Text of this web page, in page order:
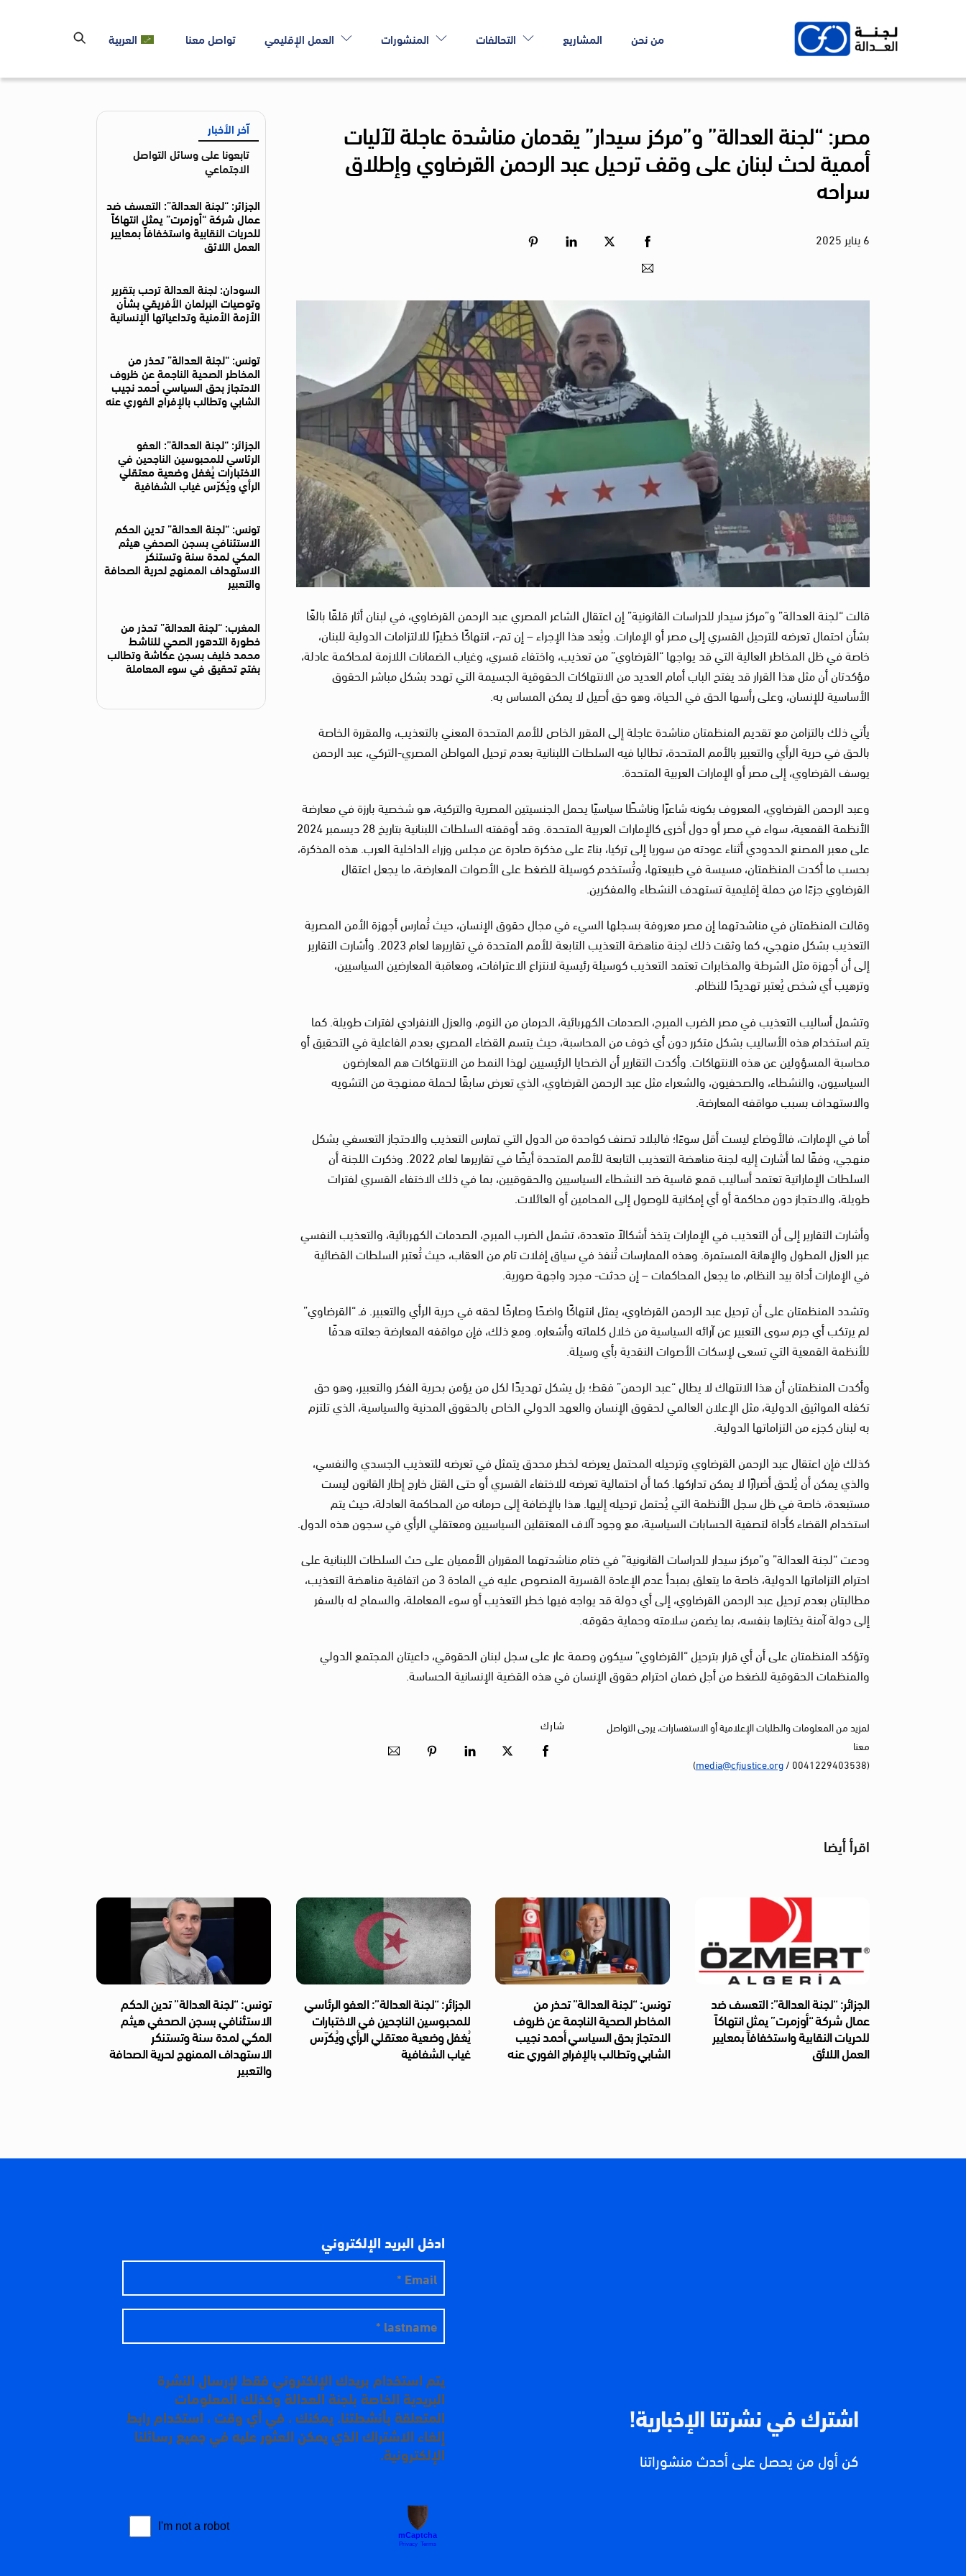
من نحن المشاريع التحالفات المنشورات العمل الإقليمي تواصل معنا العربية
مصر: “لجنة العدالة” و”مركز سيدار” يقدمان مناشدة عاجلة لآليات
أممية لحث لبنان على وقف ترحيل عبد الرحمن القرضاوي وإطلاق
سراحه
6يناير 2025
قالت “لجنة العدالة” و”مركز سيدار للدراسات القانونية” إن اعتقال الشاعر المصري عبد الرحمن القرضاوي، في لبنان أثار قلقًا بالغًا
بشأن احتمال تعرضه للترحيل القسري إلى مصر أو الإمارات. ويُعد هذا الإجراء – إن تم-، انتهاكًا خطيرًا للالتزامات الدولية للبنان،
خاصة في ظل المخاطر العالية التي قد يواجها “القرضاوي” من تعذيب، واختفاء قسري، وغياب الضمانات اللازمة لمحاكمة عادلة،
مؤكدتان أن مثل هذا القرار قد يفتح الباب أمام العديد من الانتهاكات الحقوقية الجسيمة التي تهدد بشكل مباشر الحقوق
الأساسية للإنسان، وعلى رأسها الحق في الحياة، وهو حق أصيل لا يمكن المساس به.
يأتي ذلك بالتزامن مع تقديم المنظمتان مناشدة عاجلة إلى المقرر الخاص للأمم المتحدة المعني بالتعذيب، والمقررة الخاصة
بالحق في حرية الرأي والتعبير بالأمم المتحدة، تطالبا فيه السلطات اللبنانية بعدم ترحيل المواطن المصري-التركي، عبد الرحمن
يوسف القرضاوي، إلى مصر أو الإمارات العربية المتحدة.
وعبد الرحمن القرضاوي، المعروف بكونه شاعرًا وناشطًا سياسيًا يحمل الجنسيتين المصرية والتركية، هو شخصية بارزة في معارضة
الأنظمة القمعية، سواء في مصر أو دول أخرى كالإمارات العربية المتحدة. وقد أوقفته السلطات اللبنانية بتاريخ 28 ديسمبر 2024
على معبر المصنع الحدودي أثناء عودته من سوريا إلى تركيا، بناءً على مذكرة صادرة عن مجلس وزراء الداخلية العرب. هذه المذكرة،
بحسب ما أكدت المنظمتان، مسيسة في طبيعتها، وتُستخدم كوسيلة للضغط على الأصوات المعارضة، ما يجعل اعتقال
القرضاوي جزءًا من حملة إقليمية تستهدف النشطاء والمفكرين.
وقالت المنظمتان في مناشدتهما إن مصر معروفة بسجلها السيء في مجال حقوق الإنسان، حيث تُمارس أجهزة الأمن المصرية
التعذيب بشكل منهجي، كما وثقت ذلك لجنة مناهضة التعذيب التابعة للأمم المتحدة في تقاريرها لعام 2023. وأشارت التقارير
إلى أن أجهزة مثل الشرطة والمخابرات تعتمد التعذيب كوسيلة رئيسية لانتزاع الاعترافات، ومعاقبة المعارضين السياسيين،
وترهيب أي شخص يُعتبر تهديدًا للنظام.
وتشمل أساليب التعذيب في مصر الضرب المبرح، الصدمات الكهربائية، الحرمان من النوم، والعزل الانفرادي لفترات طويلة. كما
يتم استخدام هذه الأساليب بشكل متكرر دون أي خوف من المحاسبة، حيث يتسم القضاء المصري بعدم الفاعلية في التحقيق أو
محاسبة المسؤولين عن هذه الانتهاكات. وأكدت التقارير أن الضحايا الرئيسيين لهذا النمط من الانتهاكات هم المعارضون
السياسيون، والنشطاء، والصحفيون، والشعراء مثل عبد الرحمن القرضاوي، الذي تعرض سابقًا لحملة ممنهجة من التشويه
والاستهداف بسبب مواقفه المعارضة.
أما في الإمارات، فالأوضاع ليست أقل سوءًا؛ فالبلاد تصنف كواحدة من الدول التي تمارس التعذيب والاحتجاز التعسفي بشكل
منهجي، وفقًا لما أشارت إليه لجنة مناهضة التعذيب التابعة للأمم المتحدة أيضًا في تقاريرها لعام 2022. وذكرت اللجنة أن
السلطات الإماراتية تعتمد أساليب قمع قاسية ضد النشطاء السياسيين والحقوقيين، بما في ذلك الاختفاء القسري لفترات
طويلة، والاحتجاز دون محاكمة أو أي إمكانية للوصول إلى المحامين أو العائلات.
وأشارت التقارير إلى أن التعذيب في الإمارات يتخذ أشكالاً متعددة، تشمل الضرب المبرح، الصدمات الكهربائية، والتعذيب النفسي
عبر العزل المطول والإهانة المستمرة. وهذه الممارسات تُنفذ في سياق إفلات تام من العقاب، حيث تُعتبر السلطات القضائية
في الإمارات أداة بيد النظام، ما يجعل المحاكمات – إن حدثت- مجرد واجهة صورية.
وتشدد المنظمتان على أن ترحيل عبد الرحمن القرضاوي، يمثل انتهاكًا واضحًا وصارخًا لحقه في حرية الرأي والتعبير. فـ “القرضاوي”
لم يرتكب أي جرم سوى التعبير عن آرائه السياسية من خلال كلماته وأشعاره. ومع ذلك، فإن مواقفه المعارضة جعلته هدفًا
للأنظمة القمعية التي تسعى لإسكات الأصوات النقدية بأي وسيلة.
وأكدت المنظمتان أن هذا الانتهاك لا يطال “عبد الرحمن” فقط؛ بل يشكل تهديدًا لكل من يؤمن بحرية الفكر والتعبير، وهو حق
تكفله المواثيق الدولية، مثل الإعلان العالمي لحقوق الإنسان والعهد الدولي الخاص بالحقوق المدنية والسياسية، الذي تلتزم
به لبنان كجزء من التزاماتها الدولية.
كذلك فإن اعتقال عبد الرحمن القرضاوي وترحيله المحتمل يعرضه لخطر محدق يتمثل في تعرضه للتعذيب الجسدي والنفسي،
والذي يمكن أن يُلحق أضرارًا لا يمكن تداركها. كما أن احتمالية تعرضه للاختفاء القسري أو حتى القتل خارج إطار القانون ليست
مستبعدة، خاصة في ظل سجل الأنظمة التي يُحتمل ترحيله إليها. هذا بالإضافة إلى حرمانه من المحاكمة العادلة، حيث يتم
استخدام القضاء كأداة لتصفية الحسابات السياسية، مع وجود آلاف المعتقلين السياسيين ومعتقلي الرأي في سجون هذه الدول.
ودعت “لجنة العدالة” و”مركز سيدار للدراسات القانونية” في ختام مناشدتهما المقرران الأمميان على حث السلطات اللبنانية على
احترام التزاماتها الدولية، خاصة ما يتعلق بمبدأ عدم الإعادة القسرية المنصوص عليه في المادة 3 من اتفاقية مناهضة التعذيب،
مطالبتان بعدم ترحيل عبد الرحمن القرضاوي، إلى أي دولة قد يواجه فيها خطر التعذيب أو سوء المعاملة، والسماح له بالسفر
إلى دولة آمنة يختارها بنفسه، بما يضمن سلامته وحماية حقوقه.
وتؤكد المنظمتان على أن أي قرار بترحيل “القرضاوي” سيكون وصمة عار على سجل لبنان الحقوقي، داعيتان المجتمع الدولي
والمنظمات الحقوقية للضغط من أجل ضمان احترام حقوق الإنسان في هذه القضية الإنسانية الحساسة.
لمزيد من المعلومات والطلبات الإعلامية أو الاستفسارات، يرجى التواصل
معنا
(0041229403538 /
media@cfjustice.org
)
شارك
آخر الأخبار
تابعونا على وسائل التواصل
الاجتماعي
الجزائر: “لجنة العدالة”: التعسف ضد
عمال شركة “أوزمرت” يمثل انتهاكاً
للحريات النقابية واستخفافاً بمعايير
العمل اللائق
السودان: لجنة العدالة ترحب بتقرير
وتوصيات البرلمان الأفريقي بشأن
الأزمة الأمنية وتداعياتها الإنسانية
تونس: “لجنة العدالة” تحذر من
المخاطر الصحية الناجمة عن ظروف
الاحتجاز بحق السياسي أحمد نجيب
الشابي وتطالب بالإفراج الفوري عنه
الجزائر: “لجنة العدالة”: العفو
الرئاسي للمحبوسين الناجحين في
الاختبارات يُغفل وضعية معتقلي
الرأي ويُكرّس غياب الشفافية
تونس: “لجنة العدالة” تدين الحكم
الاستئنافي بسجن الصحفي هيثم
المكي لمدة سنة وتستنكر
الاستهداف الممنهج لحرية الصحافة
والتعبير
المغرب: “لجنة العدالة” تحذر من
خطورة التدهور الصحي للناشط
محمد خليف بسجن عكاشة وتطالب
بفتح تحقيق في سوء المعاملة
اقرأ أيضا
الجزائر: “لجنة العدالة”: التعسف ضد
عمال شركة “أوزمرت” يمثل انتهاكاً
للحريات النقابية واستخفافاً بمعايير
العمل اللائق
تونس: “لجنة العدالة” تحذر من
المخاطر الصحية الناجمة عن ظروف
الاحتجاز بحق السياسي أحمد نجيب
الشابي وتطالب بالإفراج الفوري عنه
الجزائر: “لجنة العدالة”: العفو الرئاسي
للمحبوسين الناجحين في الاختبارات
يُغفل وضعية معتقلي الرأي ويُكرّس
غياب الشفافية
تونس: “لجنة العدالة” تدين الحكم
الاستئنافي بسجن الصحفي هيثم
المكي لمدة سنة وتستنكر
الاستهداف الممنهج لحرية الصحافة
والتعبير
اشترك في نشرتنا الإخبارية!
كن أول من يحصل على أحدث منشوراتنا
ادخل البريد الإلكتروني
يتم استخدام بريدك الإلكتروني فقط لإرسال النشرة
البريدية الخاصة بلجنة العدالة وكذلك المعلومات
المتعلقة بأنشطتنا. يمكنك ، في أي وقت ، استخدام رابط
إلغاء الاشتراك الذي يمكن العثور عليه في جميع رسائلنا
الإلكترونية.